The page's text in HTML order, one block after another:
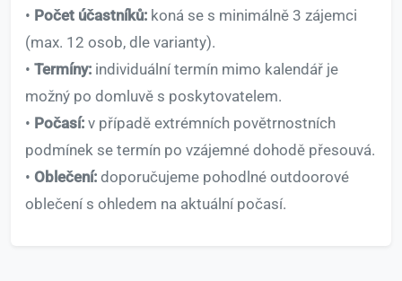
• Počet účastníků: koná se s minimálně 3 zájemci
(max. 12 osob, dle varianty).
• Termíny: individuální termín mimo kalendář je
možný po domluvě s poskytovatelem.
• Počasí: v případě extrémních povětrnostních
podmínek se termín po vzájemné dohodě přesouvá.
• Oblečení: doporučujeme pohodlné outdoorové
oblečení s ohledem na aktuální počasí.